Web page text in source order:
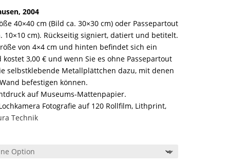
2004
40×40 cm (Bild ca. 30×30 cm) oder Passepartout
10×10 cm). Rückseitig signiert, datiert und betitelt.
von 4×4 cm und hinten befindet sich ein
3,00 € und wenn Sie es ohne Passepartout
selbstklebende Metallplättchen dazu, mit denen
befestigen können.
auf Museums-Mattenpapier.
Fotografie auf 120 Rollfilm, Lithprint,
Technik